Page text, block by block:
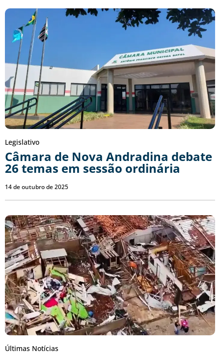
Legislativo
Câmara de Nova Andradina debate
26 temas em sessão ordinária
14 de outubro de 2025
Últimas Notícias